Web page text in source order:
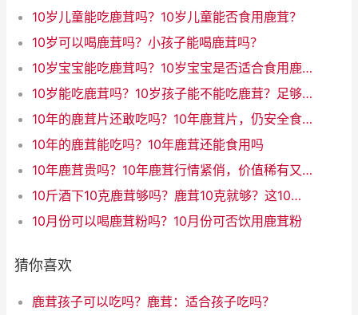
10岁儿童能吃鹿茸吗？10岁儿童能否食用鹿茸？
10岁可以喝鹿茸吗？小孩子能喝鹿茸吗？
10岁宝宝能吃鹿茸吗？10岁宝宝是否适合食用鹿茸
10岁能吃鹿茸吗？10岁孩子能不能吃鹿茸？足够安全吗？
10年的鹿茸片还敢吃吗？10年鹿茸片，仍安全食用吗？
10年的鹿茸能吃吗？10年鹿茸还能食用吗
10年鹿茸贵吗？10年鹿茸行情紧俏，价值稀有又贵吗？
10斤酒下10克鹿茸够吗？鹿茸10克就够？这10斤酒大开销！（31字）
10月份可以喝鹿茸粉吗？10月份可否饮用鹿茸粉
猜你喜欢
鹿茸孩子可以吃吗？鹿茸：适合孩子吃吗？